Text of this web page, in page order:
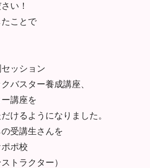
い！
ことで
ッション
バスター養成講座、
講座を
けるようになりました。
の受講生さんを
ポ校
トラクター）